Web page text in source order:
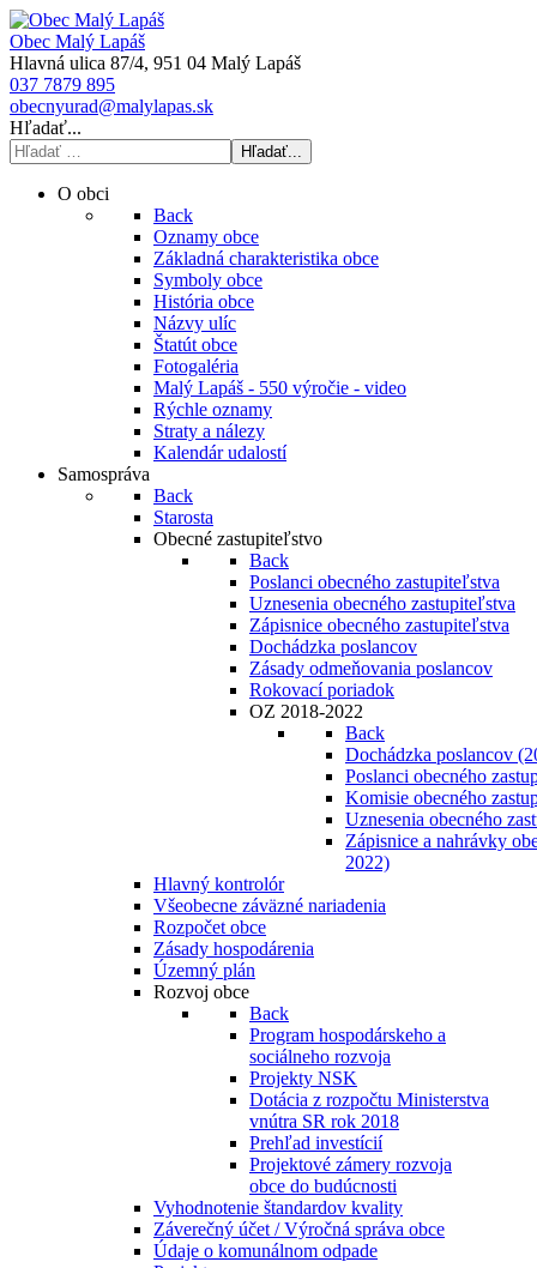
Obec Malý Lapáš
Hlavná ulica 87/4, 951 04 Malý Lapáš
037 7879 895
obecnyurad@malylapas.sk
Hľadať...
Hľadať...
O obci
Back
Oznamy obce
Základná charakteristika obce
Symboly obce
História obce
Názvy ulíc
Štatút obce
Fotogaléria
Malý Lapáš - 550 výročie - video
Rýchle oznamy
Straty a nálezy
Kalendár udalostí
Samospráva
Back
Starosta
Obecné zastupiteľstvo
Back
Poslanci obecného zastupiteľstva
Uznesenia obecného zastupiteľstva
Zápisnice obecného zastupiteľstva
Dochádzka poslancov
Zásady odmeňovania poslancov
Rokovací poriadok
OZ 2018-2022
Back
Dochádzka poslancov
Poslanci obecného
Komisie obecného
Uznesenia obecného
Zápisnice a nahrávky
2022)
Hlavný kontrolór
Všeobecne záväzné nariadenia
Rozpočet obce
Zásady hospodárenia
Územný plán
Rozvoj obce
Back
Program hospodárskeho a
sociálneho rozvoja
Projekty NSK
Dotácia z rozpočtu Ministerstva
vnútra SR rok 2018
Prehľad investícií
Projektové zámery rozvoja
obce do budúcnosti
Vyhodnotenie štandardov kvality
Záverečný účet / Výročná správa obce
Údaje o komunálnom odpade